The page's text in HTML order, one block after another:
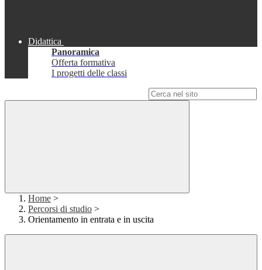
Didattica
Panoramica
Offerta formativa
I progetti delle classi
Home >
Percorsi di studio >
Orientamento in entrata e in uscita